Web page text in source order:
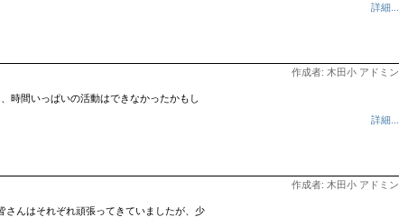
詳細...
作成者: 木田小 アドミン
時間いっぱいの活動はできなかったかもし
詳細...
作成者: 木田小 アドミン
さんはそれぞれ頑張ってきていましたが、少